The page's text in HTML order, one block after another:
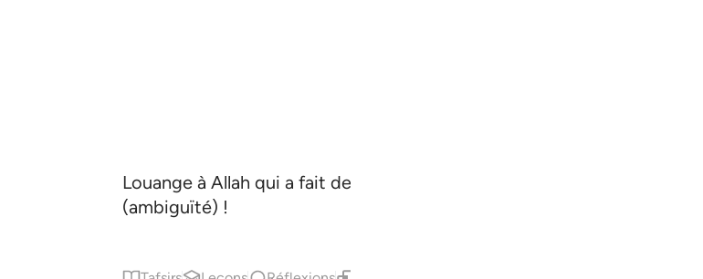
Louange à Allah qui a fait descendre sur Son serviteur (Mohammed),
(ambiguïté) !